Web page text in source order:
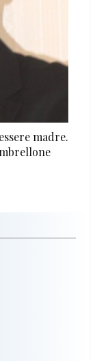
madre.